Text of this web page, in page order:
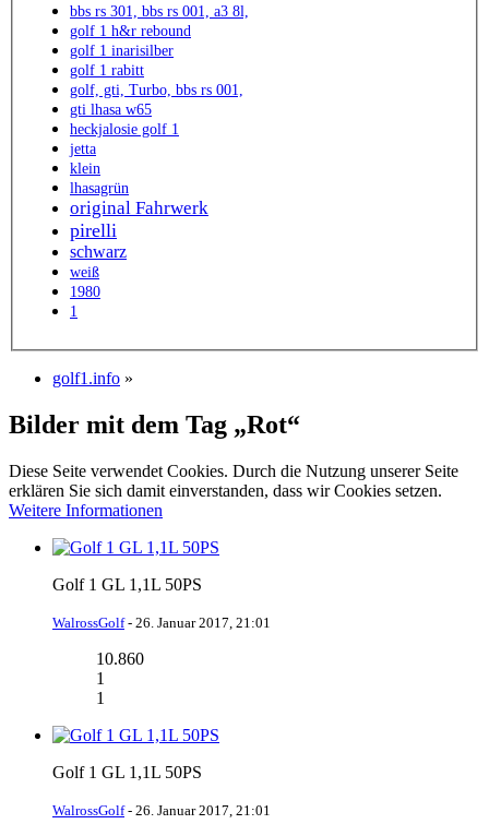
bbs rs 301, bbs rs 001, a3 8l,
golf 1 h&r rebound
golf 1 inarisilber
golf 1 rabitt
golf, gti, Turbo, bbs rs 001,
gti lhasa w65
heckjalosie golf 1
jetta
klein
lhasagrün
original Fahrwerk
pirelli
schwarz
weiß
1980
1
golf1.info »
Bilder mit dem Tag „Rot“
Diese Seite verwendet Cookies. Durch die Nutzung unserer Seite
erklären Sie sich damit einverstanden, dass wir Cookies setzen.
Weitere Informationen
Golf 1 GL 1,1L 50PS
WalrossGolf- 26. Januar 2017, 21:01
10.860
1
1
Golf 1 GL 1,1L 50PS
WalrossGolf- 26. Januar 2017, 21:01